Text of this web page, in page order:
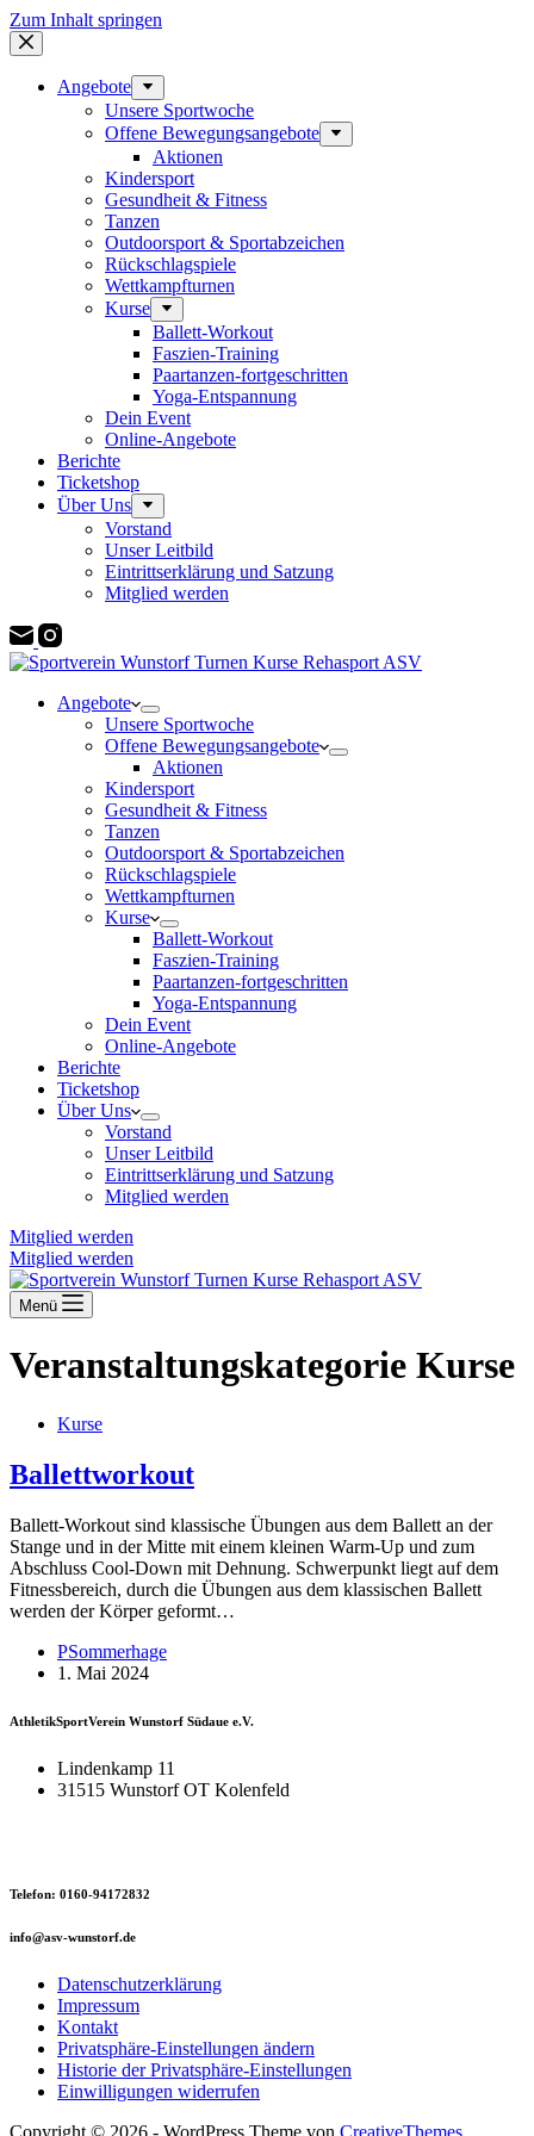
Zum Inhalt springen
Angebote
Unsere Sportwoche
Offene Bewegungsangebote
Aktionen
Kindersport
Gesundheit & Fitness
Tanzen
Outdoorsport & Sportabzeichen
Rückschlagspiele
Wettkampfturnen
Kurse
Ballett-Workout
Faszien-Training
Paartanzen-fortgeschritten
Yoga-Entspannung
Dein Event
Online-Angebote
Berichte
Ticketshop
Über Uns
Vorstand
Unser Leitbild
Eintrittserklärung und Satzung
Mitglied werden
Angebote
Unsere Sportwoche
Offene Bewegungsangebote
Aktionen
Kindersport
Gesundheit & Fitness
Tanzen
Outdoorsport & Sportabzeichen
Rückschlagspiele
Wettkampfturnen
Kurse
Ballett-Workout
Faszien-Training
Paartanzen-fortgeschritten
Yoga-Entspannung
Dein Event
Online-Angebote
Berichte
Ticketshop
Über Uns
Vorstand
Unser Leitbild
Eintrittserklärung und Satzung
Mitglied werden
Mitglied werden
Mitglied werden
Menü
Veranstaltungskategorie Kurse
Kurse
Ballettworkout
Ballett-Workout sind klassische Übungen aus dem Ballett an der
Stange und in der Mitte mit einem kleinen Warm-Up und zum
Abschluss Cool-Down mit Dehnung. Schwerpunkt liegt auf dem
Fitnessbereich, durch die Übungen aus dem klassischen Ballett
werden der Körper geformt…
PSommerhage
1. Mai 2024
AthletikSportVerein Wunstorf Südaue e.V.
Lindenkamp 11
31515 Wunstorf OT Kolenfeld
Telefon: 0160-94172832
info@asv-wunstorf.de
Datenschutzerklärung
Impressum
Kontakt
Privatsphäre-Einstellungen ändern
Historie der Privatsphäre-Einstellungen
Einwilligungen widerrufen